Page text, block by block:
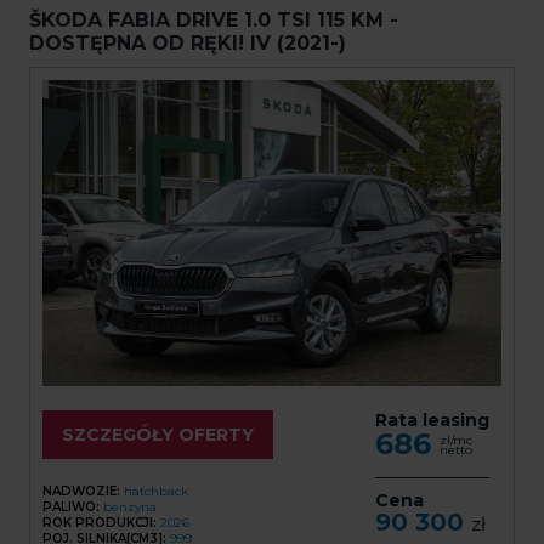
ŠKODA FABIA DRIVE 1.0 TSI 115 KM -
DOSTĘPNA OD RĘKI! IV (2021-)
NADWOZIE: hatchback
PALIWO: benzyna
ROK PRODUKCJI: 2026
POJ. SILNIKA[CM3]: 999
SZCZEGÓŁY OFERTY
Rata leasing
686 zł/mc
netto
Cena
90 300 zł